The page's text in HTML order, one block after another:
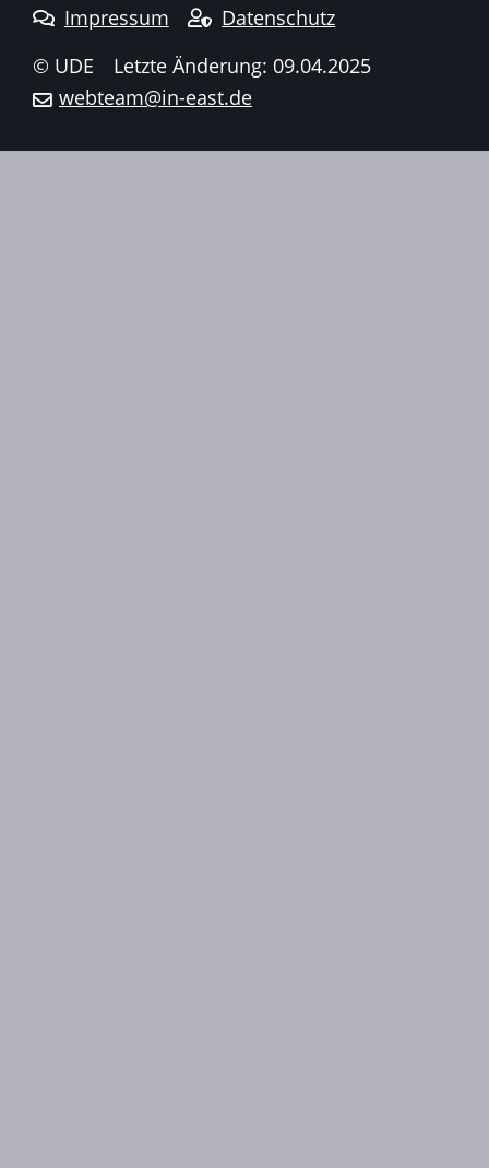
Impressum
Datenschutz
© UDE
Letzte Änderung: 09.04.2025
webteam@in-east.de